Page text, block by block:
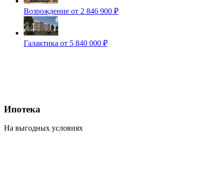
Возрождение от 2 846 900 ₽
Галактика от 5 840 000 ₽
Ипотека
На выгодных условиях